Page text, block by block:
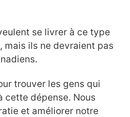
se livrer à ce type
mais ils ne devraient pas
trouver les gens qui
cette dépense. Nous
et améliorer notre